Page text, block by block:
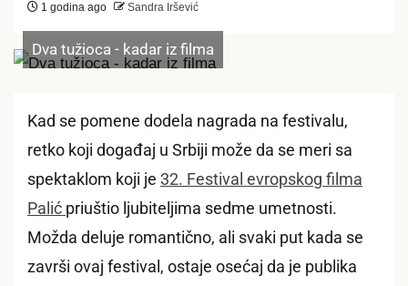
1 godina ago Sandra Iršević
Dva tužioca - kadar iz filma
Kad se pomene dodela nagrada na festivalu,
retko koji događaj u Srbiji može da se meri sa
spektaklom koji je 32. Festival evropskog filma
Palić priuštio ljubiteljima sedme umetnosti.
Možda deluje romantično, ali svaki put kada se
završi ovaj festival, ostaje osećaj da je publika